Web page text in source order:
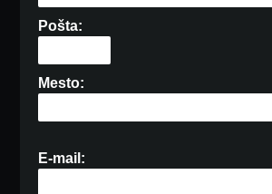
Pošta:
Mesto:
E-mail: